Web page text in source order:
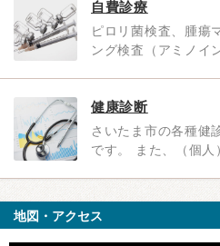
自費診療
ピロリ菌検査、腫瘍
ング検査（アミノイ
健康診断
さいたま市の各種健
です。 また、（個人
地図・アクセス